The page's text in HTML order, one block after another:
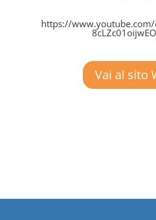
https://
Vai al sito